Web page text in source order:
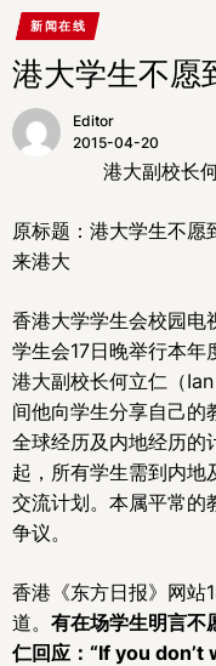
新闻在线
港大学生不愿
Editor
2015-04-20
港大副校长
原标题：港大学生不愿
来港大
香港大学学生会校园电
学生会17日晚举行本年
港大副校长何立仁（
间他向学生分享自己的
全球经历及内地经历
起，所有学生需到内地
交流计划。本属平常的
争议。
香港《东方日报》网站
道。 有在场学生明言不
仁回应：“If you